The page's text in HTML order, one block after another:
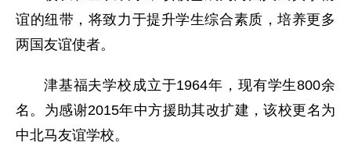
谊的纽带，将致力于提升学生综合素质，培养更多
两国友谊使者。
津基福夫学校成立于1964年，现有学生800余
名。为感谢2015年中方援助其改扩建，该校更名为
中北马友谊学校。